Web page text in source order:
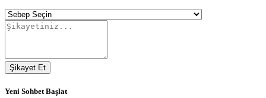
Şikayet Et
Yeni Sohbet Başlat